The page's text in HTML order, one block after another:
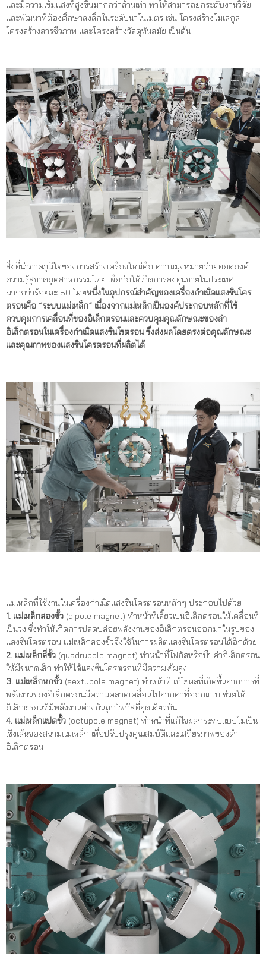
และมีความเข้มแสงที่สูงขึ้นมากกว่าล้านเท่า ทำให้สามารถยกระดับงานวิจัย
และพัฒนาที่ต้องศึกษาลงลึกในระดับนาโนเมตร เช่น โครงสร้างโมเลกุล
โครงสร้างสารชีวภาพ และโครงสร้างวัสดุทันสมัย เป็นต้น
สิ่งที่น่าภาคภูมิใจของการสร้างเครื่องใหม่คือ ความมุ่งหมายถ่ายทอดองค์
ความรู้สู่ภาคอุตสาหกรรมไทย เพื่อก่อให้เกิดการลงทุนภายในประเทศ
มากกว่าร้อยละ 50 โดยหนึ่งในอุปกรณ์สำคัญของเครื่องกำเนิดแสงซินโคร
ตรอนคือ “ระบบแม่เหล็ก” เนื่องจากแม่เหล็กเป็นองค์ประกอบหลักที่ใช้
ควบคุมการเคลื่อนที่ของอิเล็กตรอนและควบคุมคุณลักษณะของลำ
อิเล็กตรอนในเครื่องกำเนิดแสงซินโซตรอน ซึ่งส่งผลโดยตรงต่อคุณลักษณะ
และคุณภาพของแสงซินโครตรอนที่ผลิตได้
แม่เหล็กที่ใช้งานในเครื่องกำเนิดแสงซินโครตรอนหลักๆ ประกอบไปด้วย
1. แม่เหล็กสองขั้ว (dipole magnet) ทำหน้าที่เลี้ยวเบนอิเล็กตรอนให้เคลื่อนที่
เป็นวง ซึ่งทำให้เกิดการปลดปล่อยพลังงานของอิเล็กตรอนออกมาในรูปของ
แสงซินโครตรอน แม่เหล็กสองขั้วจึงใช้ในการผลิตแสงซินโครตรอนได้อีกด้วย
2. แม่เหล็กสี่ขั้ว (quadrupole magnet) ทำหน้าที่โฟกัสหรือบีบลำอิเล็กตรอน
ให้มีขนาดเล็ก ทำให้ได้แสงซินโครตรอนที่มีความเข้มสูง
3. แม่เหล็กหกขั้ว (sextupole magnet) ทำหน้าที่แก้ไขผลที่เกิดขึ้นจากการที่
พลังงานของอิเล็กตรอนมีความคลาดเคลื่อนไปจากค่าที่ออกแบบ ช่วยให้
อิเล็กตรอนที่มีพลังงานต่างกันถูกโฟกัสที่จุดเดียวกัน
4. แม่เหล็กแปดขั้ว (octupole magnet) ทำหน้าที่แก้ไขผลกระทบแบบไม่เป็น
เชิงเส้นของสนามแม่เหล็ก เพื่อปรับปรุงคุณสมบัติและเสถียรภาพของลำ
อิเล็กตรอน